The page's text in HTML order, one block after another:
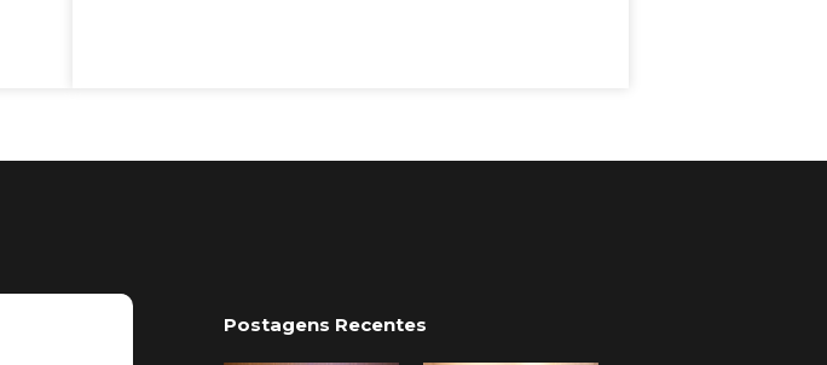
Postagens Recentes